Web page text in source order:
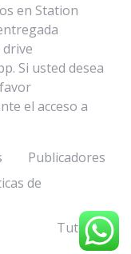
en Station
Si usted desea
el acceso a
Publicadores
de
Tutorial